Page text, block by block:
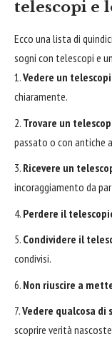
telescopi e
Ecco una lista di
sogni con telescopi e
Vedere un
chiaramente.
Trovare un
passato o con antiche
Ricevere un
incoraggiamento da
Perdere il
Condividere il
condivisi.
Non riuscire a
Vedere qualcosa
scoprire verità